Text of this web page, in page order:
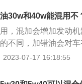
粘度，例如采用
润滑油；在意机油
润滑油，建议采用
所以可使用拥有强清
，混合不同种类的
行燃烧，这样的话
让汽车产生冒黑烟
动机气温升高，导
机对油质要求一般
，对机油性能要求
30w和40w能混用不
，混加会增加发动
不同，加错油会对
，同样是5W，耐低
响：能会导致油耗
2023-07-17 16:18:55